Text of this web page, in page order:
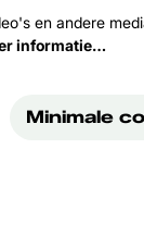
en andere
informatie…
Minimale